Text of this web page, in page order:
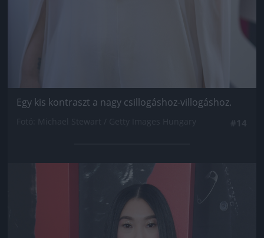
Egy kis kontraszt a nagy csillogáshoz-villogáshoz.
Jön még kép!